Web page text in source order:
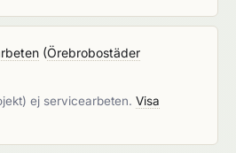
(Örebrobostäder
ej servicearbeten. Visa